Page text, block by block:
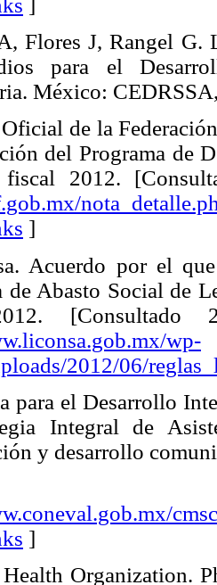
Flores J, Rangel G.
para el
México:
de la
del Programa de
fiscal 2012.
]
Acuerdo por el
de Abasto Social de
[Consultado
wp-
2012/06/
para el Desarrollo
Integral de
y desarrollo
]
Organization.